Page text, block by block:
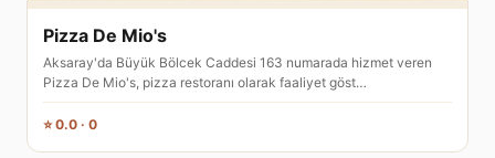
Pizza De Mio's
Aksaray'da Büyük Bölcek Caddesi 163 numarada hizmet veren
Pizza De Mio's, pizza restoranı olarak faaliyet göst…
⭐ 0.0 · 0